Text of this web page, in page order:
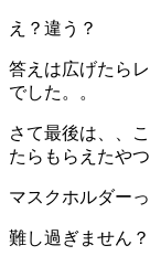
え？違う？
答えは広げたら
でした。。
さて最後は、、
たらもらえたや
マスクホルダー
難し過ぎません？